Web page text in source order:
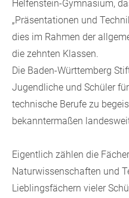
Helfenstein-Gymnasium,
„Präsentationen und
dies im Rahmen der
die zehnten Klassen.
Die Baden-Württemberg
Jugendliche und Schüler
technische Berufe zu
bekanntermaßen
Eigentlich zählen die
Naturwissenschaften und
Lieblingsfächern vieler